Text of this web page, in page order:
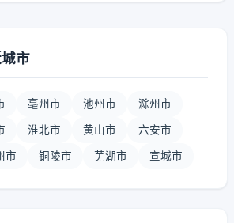
市
亳州市 池州市 滁州市
淮北市 黄山市 六安市
市 铜陵市 芜湖市 宣城市